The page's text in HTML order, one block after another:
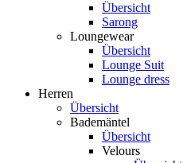
Übersicht
Sarong
Loungewear
Übersicht
Lounge Suit
Lounge dress
Herren
Übersicht
Bademäntel
Übersicht
Velours